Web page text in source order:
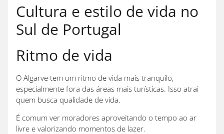
Cultura e estilo de vida no
Sul de Portugal
Ritmo de vida
O Algarve tem um ritmo de vida mais tranquilo,
especialmente fora das áreas mais turísticas. Isso atrai
quem busca qualidade de vida.
É comum ver moradores aproveitando o tempo ao ar
livre e valorizando momentos de lazer.